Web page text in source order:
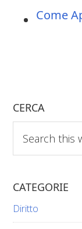
Come
CERCA
this
website
CATEGORIE
Diritto